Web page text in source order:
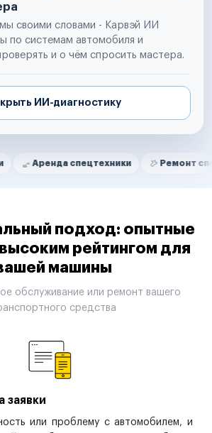
своими словами - Карвэй ИИ
по системам автомобиля и
и о чём спросить мастера.
ИИ-диагностику
спецтехники Ремонт спецтехники
подход: опытные
рейтингом для
машины
обслуживание или ремонт вашего
средства
заявки
или проблему с автомобилем, и